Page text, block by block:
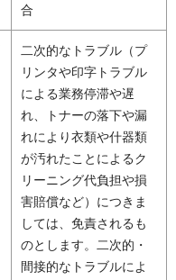
合
二次的なトラブル（プ
リンタや印字トラブル
による業務停滞や遅
れ、トナーの落下や漏
れにより衣類や什器類
が汚れたことによるク
リーニング代負担や損
害賠償など）につきま
しては、免責されるも
のとします。二次的・
間接的なトラブルによ